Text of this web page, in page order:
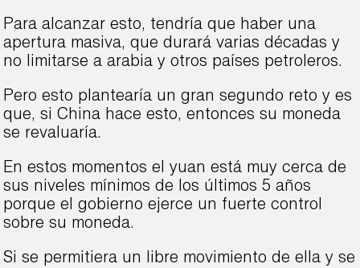
Para alcanzar esto, tendría que haber una
apertura masiva, que durará varias décadas y
no limitarse a arabia y otros países petroleros.
Pero esto plantearía un gran segundo reto y es
que, si China hace esto, entonces su moneda
se revaluaría.
En estos momentos el yuan está muy cerca de
sus niveles mínimos de los últimos 5 años
porque el gobierno ejerce un fuerte control
sobre su moneda.
Si se permitiera un libre movimiento de ella y se